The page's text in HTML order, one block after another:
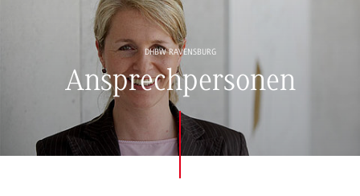
DHBW RAVENSBURG
Ansprechpersonen